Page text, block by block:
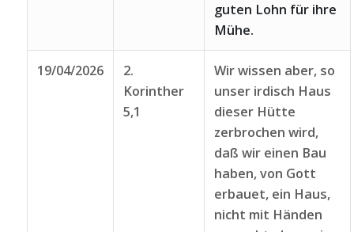
guten Lohn für ihre
Mühe.
19/04/2026
2.
Korinther
5,1
Wir wissen aber, so
unser irdisch Haus
dieser Hütte
zerbrochen wird,
daß wir einen Bau
haben, von Gott
erbauet, ein Haus,
nicht mit Händen